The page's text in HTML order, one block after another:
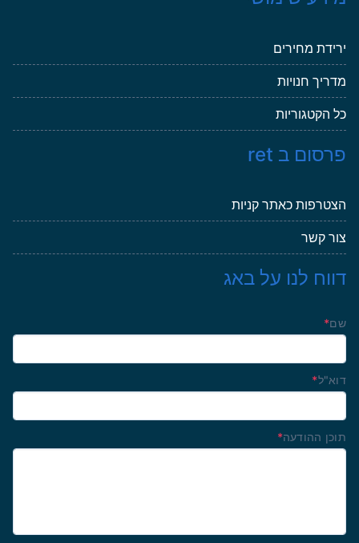
ירידת מחירים
מדריך חנויות
כל הקטגוריות
פרסום ב ret
הצטרפות כאתר קניות
צור קשר
דווח לנו על באג
שם*
דוא"ל*
תוכן ההודעה*